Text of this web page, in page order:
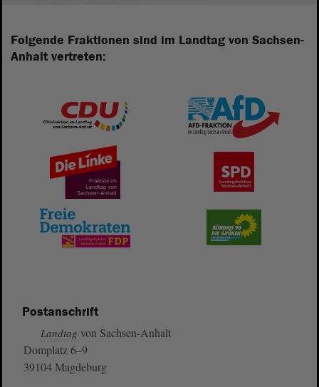
Folgende Fraktionen sind im Landtag von Sachsen-
Anhalt vertreten:
Postanschrift
Landtag von Sachsen-Anhalt
Domplatz 6–9
39104 Magdeburg